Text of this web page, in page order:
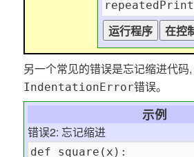
另一个常见的错误是忘记缩进代码
IndentationError错误。
示例
错误2: 忘记缩进